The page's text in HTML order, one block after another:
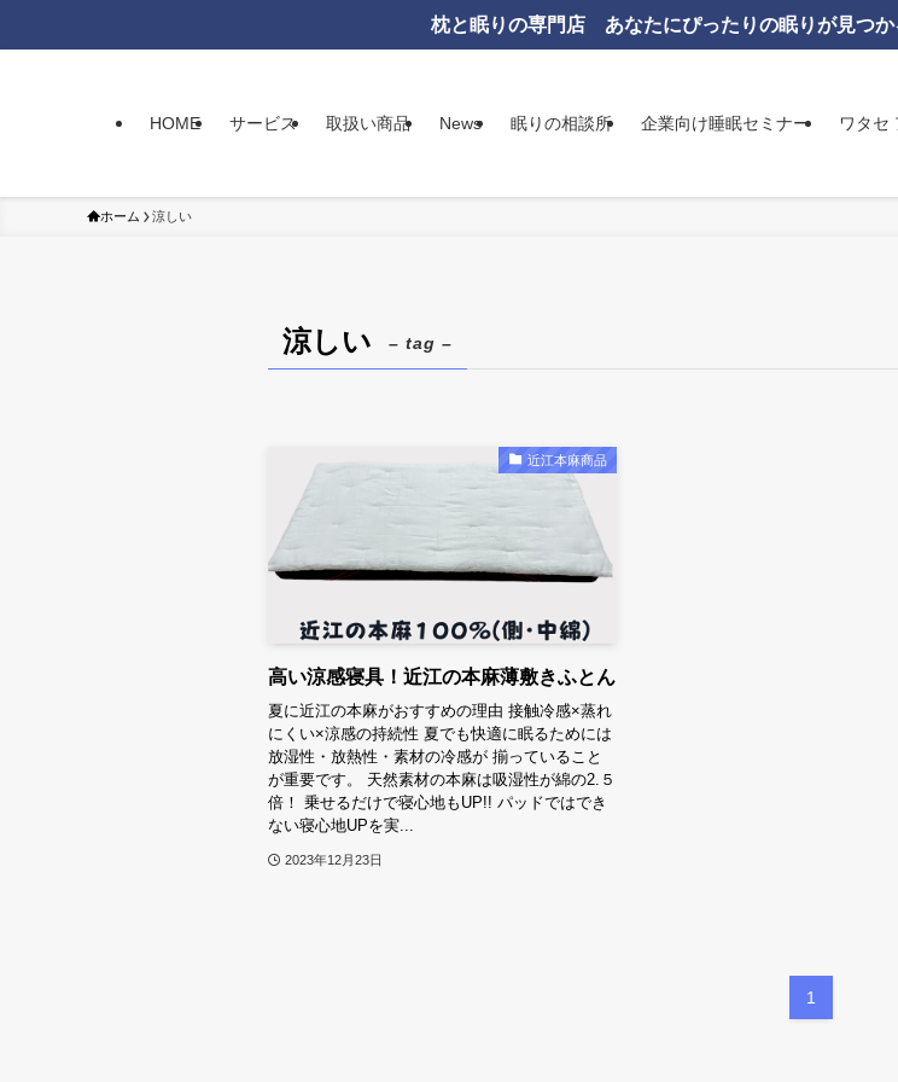
枕と眠りの専門店 あなたにぴったりの眠りが見つ
HOME サービス 取扱い商品 News 眠りの相談所 企業向け睡眠セミナー ワタセ
ホーム 涼しい
涼しい – tag –
近江本麻商品
高い涼感寝具！近江の本麻薄敷きふとん
夏に近江の本麻がおすすめの理由 接触冷感×蒸れ
にくい×涼感の持続性 夏でも快適に眠るためには
放湿性・放熱性・素材の冷感が 揃っていること
が重要です。 天然素材の本麻は吸湿性が綿の2.５
倍！ 乗せるだけで寝心地もUP!! パッドではでき
ない寝心地UPを実...
2023年12月23日
1